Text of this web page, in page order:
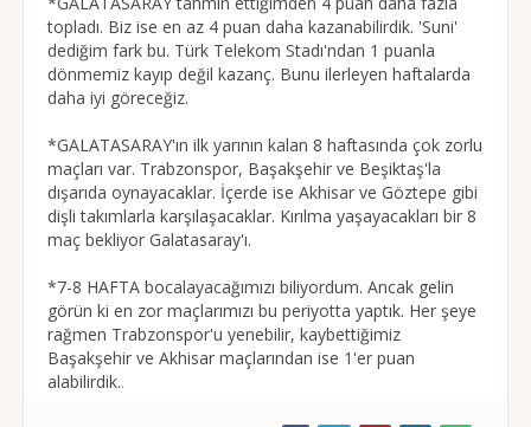
topladı. Biz ise en az 4 puan daha kazanabilirdik. 'Suni'
dediğim fark bu. Türk Telekom Stadı'ndan 1 puanla
dönmemiz kayıp değil kazanç. Bunu ilerleyen haftalarda
daha iyi göreceğiz.
*GALATASARAY'ın ilk yarının kalan 8 haftasında çok zorlu
maçları var. Trabzonspor, Başakşehir ve Beşiktaş'la
dışarıda oynayacaklar. İçerde ise Akhisar ve Göztepe gibi
dişli takımlarla karşılaşacaklar. Kırılma yaşayacakları bir 8
maç bekliyor Galatasaray'ı.
*7-8 HAFTA bocalayacağımızı biliyordum. Ancak gelin
görün ki en zor maçlarımızı bu periyotta yaptık. Her şeye
rağmen Trabzonspor'u yenebilir, kaybettiğimiz
Başakşehir ve Akhisar maçlarından ise 1'er puan
alabilirdik..